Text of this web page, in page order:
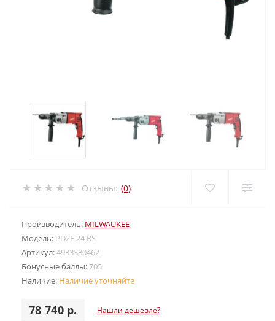
Отзывы: (0)
Производитель: MILWAUKEE
Модель: PD2E 24 RS
Артикул:4933380462
Бонусные баллы:705
Наличие: Наличие уточняйте
78 740 р. Нашли дешевле?